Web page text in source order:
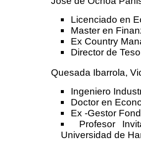
Licenciado en
Master en
Ex Country
Director de
Quesada Ibarrola,
Ingeniero
Doctor en
Ex -Gestor
Profesor
Universidad de